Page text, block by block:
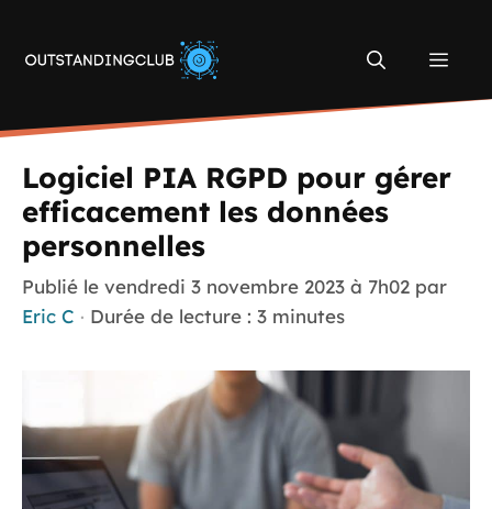
contenu
Logiciel PIA RGPD pour gérer
efficacement les données
personnelles
Publié le vendredi 3 novembre 2023 à 7h02 par
Eric C · Durée de lecture : 3 minutes